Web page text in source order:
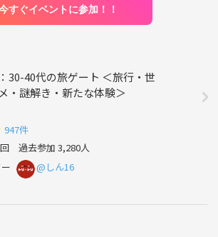
すぐイベントに参加！！
30-40代の旅ゲート ＜旅行・世
・謎解き・新たな体験＞
947件
過去参加 3,280人
@しん16